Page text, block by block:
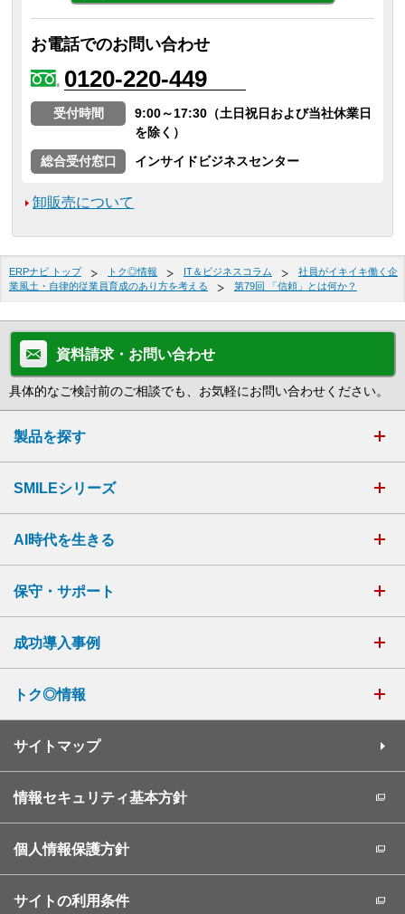
お電話でのお問い合わせ
0120-220-449
受付時間
9:00～17:30（土日祝日および当社休業日
を除く）
総合受付窓口
インサイドビジネスセンター
卸販売について
ERPナビ トップ トク◎情報 IT＆ビジネスコラム
社員がイキイキ働く企
業風土・自律的従業員育成のあり方を考える
第79回 「信頼」とは何か？
資料請求・お問い合わせ
具体的なご検討前のご相談でも、お気軽にお問い合わせください。
製品を探す
SMILEシリーズ
AI時代を生きる
保守・サポート
成功導入事例
トク◎情報
サイトマップ
情報セキュリティ基本方針
個人情報保護方針
サイトの利用条件